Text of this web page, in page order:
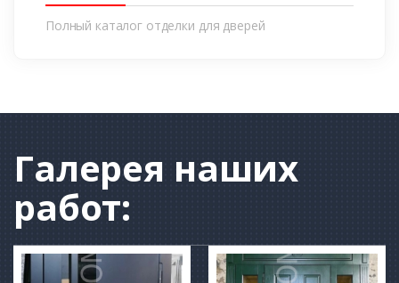
Полный каталог отделки для дверей
Галерея наших
работ: